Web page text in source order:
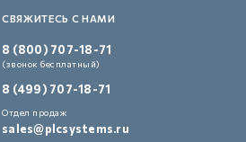
СВЯЖИТЕСЬ С НАМИ
8 (800) 707-18-71
(звонок бесплатный)
8 (499) 707-18-71
Отдел продаж
sales@plcsystems.ru